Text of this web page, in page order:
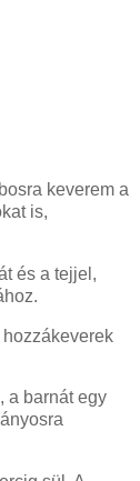
keverem a
is,
és a tejjel,
a barnát egy